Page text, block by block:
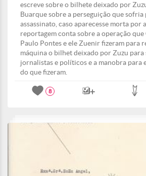
escreve sobre o bilhete deixado por
Buarque sobre a perseguição que sofria
assassinato, caso aparecesse morta por
reportagem conta sobre a operação que
Paulo Pontes e ele Zuenir fizeram para
máquina o bilhet deixado por Zuzu para
jornalistas e políticos e a manobra para
do que fizeram.
8